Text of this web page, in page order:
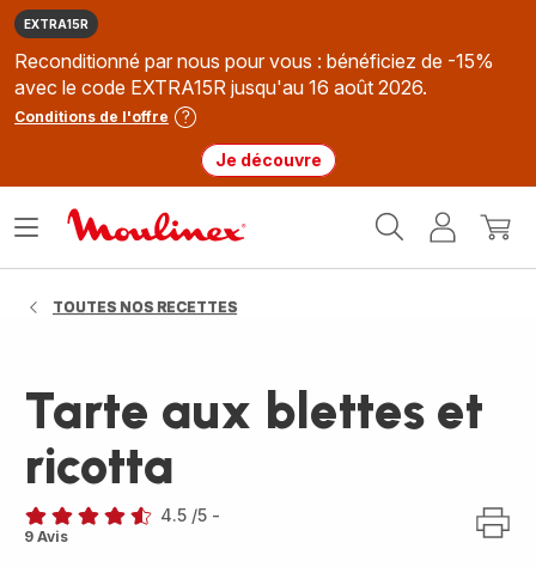
EXTRA15R
Reconditionné par nous pour vous : bénéficiez de -15%
avec le code EXTRA15R jusqu'au 16 août 2026.
Conditions de l'offre
Je découvre
MonMon
Ouvrir
TOUTES NOS RECETTES
Tarte aux blettes et
ricotta
ratings.4.5
4.5 /5 -
9 Avis